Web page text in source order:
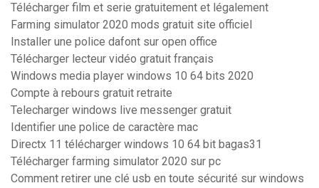
Télécharger film et serie gratuitement et légalement
Farming simulator 2020 mods gratuit site officiel
Installer une police dafont sur open office
Télécharger lecteur vidéo gratuit français
Windows media player windows 10 64 bits 2020
Compte à rebours gratuit retraite
Telecharger windows live messenger gratuit
Identifier une police de caractère mac
Directx 11 télécharger windows 10 64 bit bagas31
Télécharger farming simulator 2020 sur pc
Comment retirer une clé usb en toute sécurité sur windows